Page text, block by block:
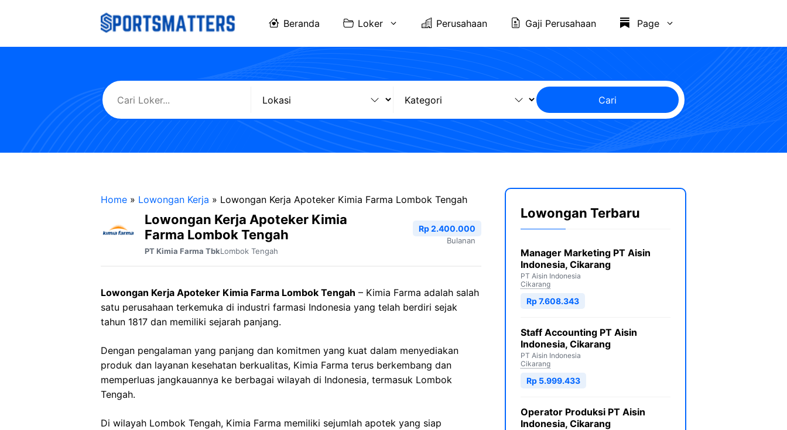
Beranda Loker Perusahaan Gaji Perusahaan Page
Cari
Home » Lowongan Kerja » Lowongan Kerja Apoteker Kimia Farma Lombok Tengah
Lowongan Kerja Apoteker Kimia
Farma Lombok Tengah
PT Kimia Farma TbkLombok Tengah
Rp 2.400.000
Bulanan
Lowongan Kerja Apoteker Kimia Farma Lombok Tengah – Kimia Farma adalah salah
satu perusahaan terkemuka di industri farmasi Indonesia yang telah berdiri sejak
tahun 1817 dan memiliki sejarah panjang.
Dengan pengalaman yang panjang dan komitmen yang kuat dalam menyediakan
produk dan layanan kesehatan berkualitas, Kimia Farma terus berkembang dan
memperluas jangkauannya ke berbagai wilayah di Indonesia, termasuk Lombok
Tengah.
Di wilayah Lombok Tengah, Kimia Farma memiliki sejumlah apotek yang siap
Lowongan Terbaru
Manager Marketing PT Aisin
Indonesia, Cikarang
PT Aisin Indonesia
Cikarang
Rp 7.608.343
Staff Accounting PT Aisin
Indonesia, Cikarang
PT Aisin Indonesia
Cikarang
Rp 5.999.433
Operator Produksi PT Aisin
Indonesia, Cikarang